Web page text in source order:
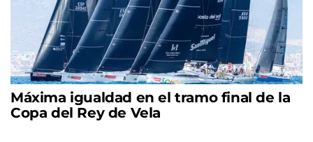
Máxima igualdad en el tramo final de la
Copa del Rey de Vela